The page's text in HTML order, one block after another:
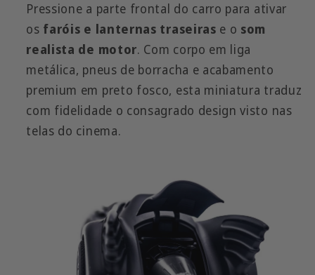
Pressione a parte frontal do carro para ativar
os faróis e lanternas traseiras e o som
realista de motor. Com corpo em liga
metálica, pneus de borracha e acabamento
premium em preto fosco, esta miniatura traduz
com fidelidade o consagrado design visto nas
telas do cinema.